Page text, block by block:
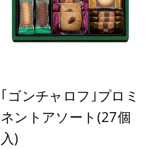
｢ゴンチャロフ｣プロミ
ネントアソート(27個
入)